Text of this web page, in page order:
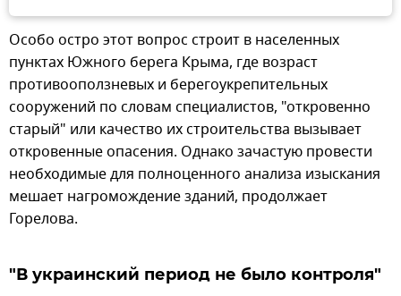
Особо остро этот вопрос строит в населенных
пунктах Южного берега Крыма, где возраст
противооползневых и берегоукрепительных
сооружений по словам специалистов, "откровенно
старый" или качество их строительства вызывает
откровенные опасения. Однако зачастую провести
необходимые для полноценного анализа изыскания
мешает нагромождение зданий, продолжает
Горелова.
"В украинский период не было контроля"